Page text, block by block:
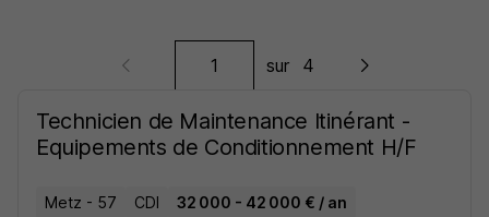
sur 4
Technicien de Maintenance Itinérant -
Equipements de Conditionnement H/F
Metz - 57 CDI 32 000 - 42 000 € / an